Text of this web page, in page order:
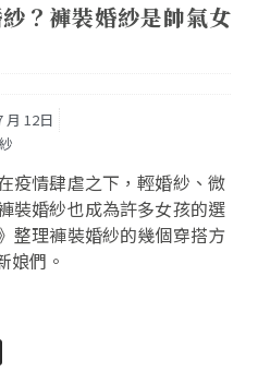
？褲裝婚紗是帥氣女
月 12日
疫情肆虐之下，輕婚紗、微
裝婚紗也成為許多女孩的選
整理褲裝婚紗的幾個穿搭方
娘們。